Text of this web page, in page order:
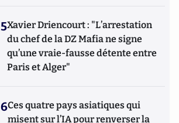
5Xavier Driencourt : "L’arrestation
du chef de la DZ Mafia ne signe
qu’une vraie-fausse détente entre
Paris et Alger"
6Ces quatre pays asiatiques qui
misent sur l’IA pour renverser la